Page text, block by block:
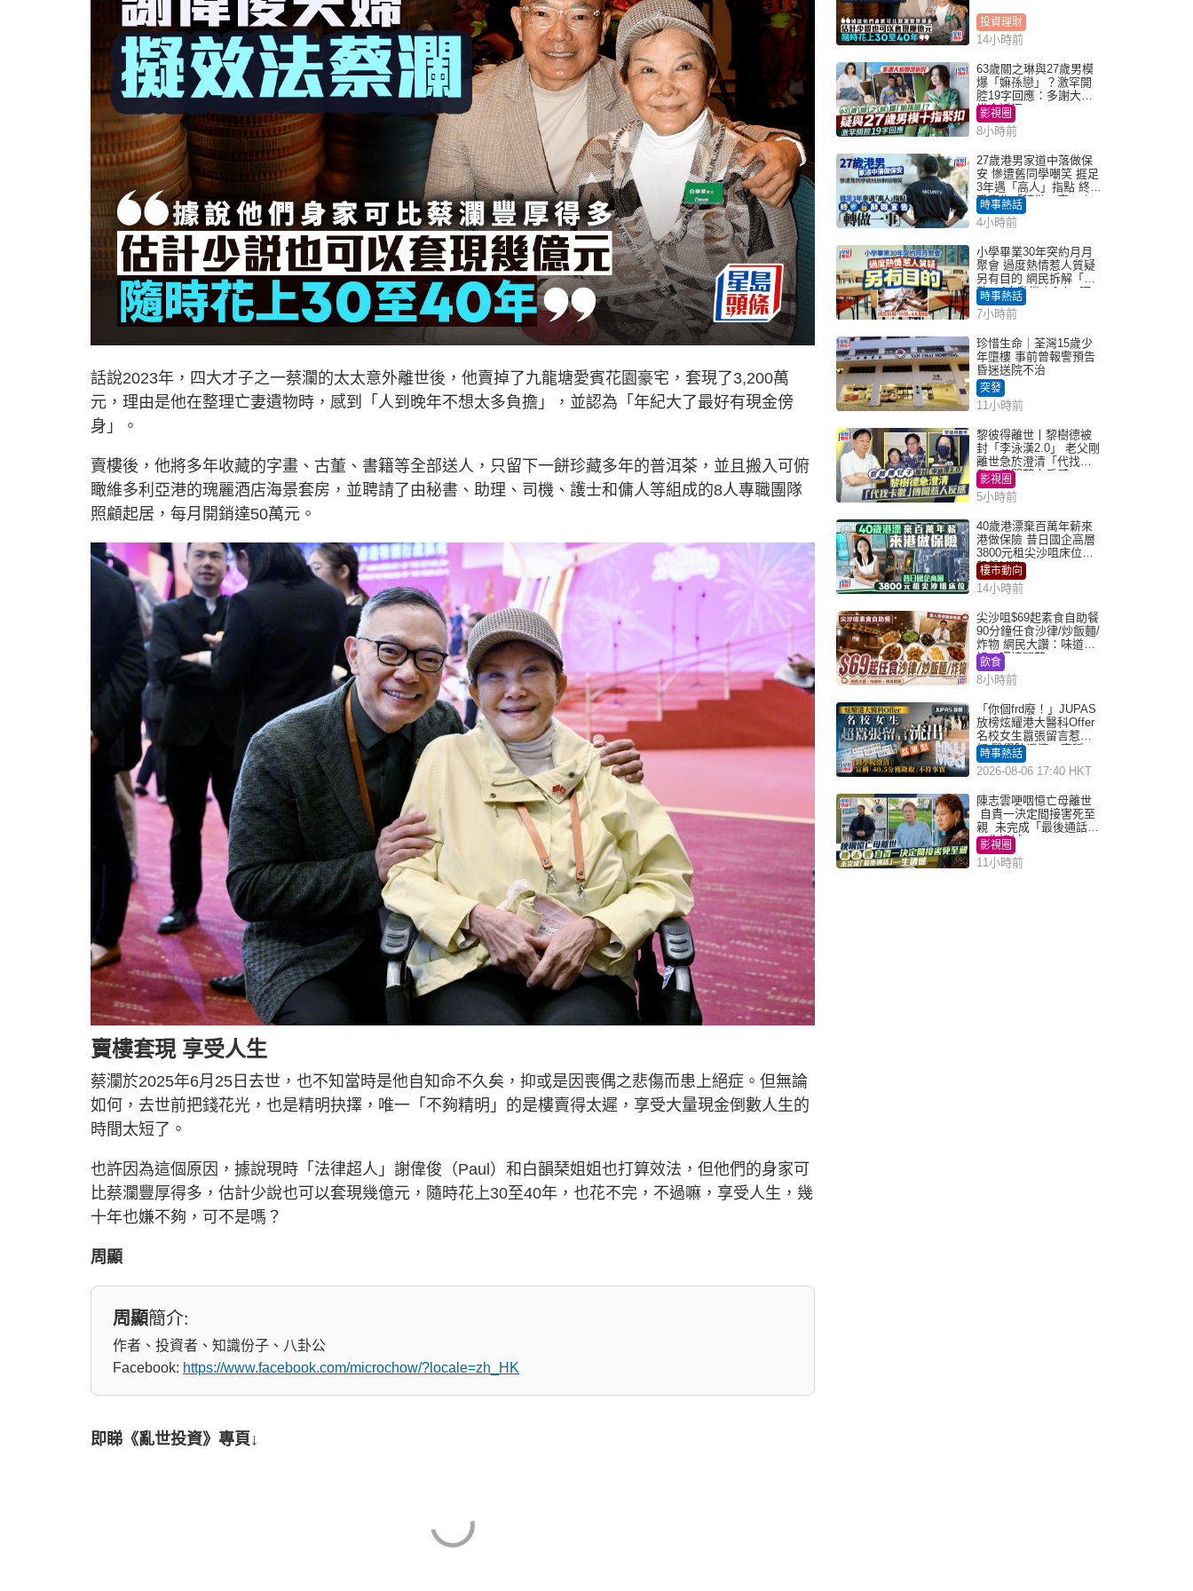
話說2023年，四大才子之一蔡瀾的太太意外離世後，他賣掉了九龍塘愛賓花園豪宅，套現了3,200萬
元，理由是他在整理亡妻遺物時，感到「人到晚年不想太多負擔」，並認為「年紀大了最好有現金傍
身」。
賣樓後，他將多年收藏的字畫、古董、書籍等全部送人，只留下一餅珍藏多年的普洱茶，並且搬入可俯
瞰維多利亞港的瑰麗酒店海景套房，並聘請了由秘書、助理、司機、護士和傭人等組成的8人專職團隊
照顧起居，每月開銷達50萬元。
賣樓套現 享受人生
蔡瀾於2025年6月25日去世，也不知當時是他自知命不久矣，抑或是因喪偶之悲傷而患上絕症。但無論
如何，去世前把錢花光，也是精明抉擇，唯一「不夠精明」的是樓賣得太遲，享受大量現金倒數人生的
時間太短了。
也許因為這個原因，據說現時「法律超人」謝偉俊（Paul）和白韻琹姐姐也打算效法，但他們的身家可
比蔡瀾豐厚得多，估計少說也可以套現幾億元，隨時花上30至40年，也花不完，不過嘛，享受人生，幾
十年也嫌不夠，可不是嗎？
周顯
周顯簡介:
作者、投資者、知識份子、八卦公
Facebook: https://www.facebook.com/microchow/?locale=zh_HK
即睇《亂世投資》專頁↓
投資理財
14小時前
63歲關之琳與27歲男模
爆「嫲孫戀」？激罕開
腔19字回應：多謝大家
掛念近況
影視圈
8小時前
27歲港男家道中落做保
安 慘遭舊同學嘲笑 捱足
3年遇「高人」指點 終辭
職宣告「轉做一事」｜
Juicy叮
時事熱話
4小時前
小學畢業30年突約月月
聚會 過度熱情惹人質疑
另有目的 網民拆解「扮
熟」4大動機｜Juicy叮
時事熱話
7小時前
珍惜生命｜荃灣15歲少
年墮樓 事前曾報警預告
昏迷送院不治
突發
11小時前
黎彼得離世丨黎樹德被
封「李泳漢2.0」 老父剛
離世急於澄清「代找卡
數」傳聞惹人反感
影視圈
5小時前
40歲港漂棄百萬年薪來
港做保險 昔日國企高層
3800元租尖沙咀床位｜
租盤Million
樓市動向
14小時前
尖沙咀$69起素食自助餐
90分鐘任食沙律/炒飯麵/
炸物 網民大讚：味道
好，環境闊落
飲食
8小時前
「你個frd廢！」JUPAS
放榜炫耀港大醫科Offer
名校女生囂張留言惹眾
怒 醫學院澄清：宣稱
「40.5分獲錄取」不符事
實｜Juicy叮
時事熱話
2026-08-06 17:40 HKT
陳志雲哽咽憶亡母離世
自責一決定間接害死至
親 未完成「最後通話」
一生遺憾
影視圈
11小時前